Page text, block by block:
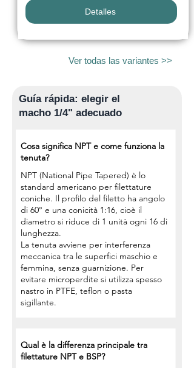
Detalles
Ver todas las variantes >>
Guía rápida: elegir el
macho 1/4" adecuado
Cosa significa NPT e come funziona la
tenuta?
NPT (National Pipe Tapered) è lo
standard americano per filettature
coniche. Il profilo del filetto ha angolo
di 60° e una conicità 1:16, cioè il
diametro si riduce di 1 unità ogni 16 di
lunghezza.
La tenuta avviene per interferenza
meccanica tra le superfici maschio e
femmina, senza guarnizione. Per
evitare microperdite si utilizza spesso
nastro in PTFE, teflon o pasta
sigillante.
Qual è la differenza principale tra
filettature NPT e BSP?